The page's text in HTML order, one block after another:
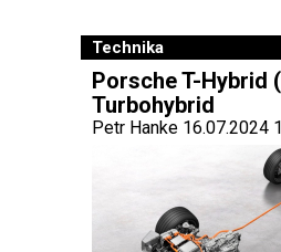
Technika
Porsche T-Hybrid
Turbohybrid
Petr Hanke 16.07.2024